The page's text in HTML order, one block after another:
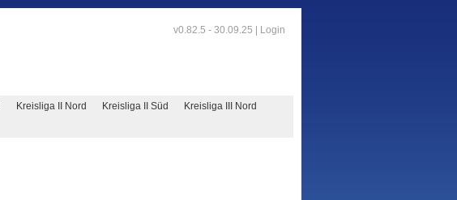
v0.82.5 - 30.09.25 | Login
Kreisliga II Nord Kreisliga II Süd
Kreisliga III Nord